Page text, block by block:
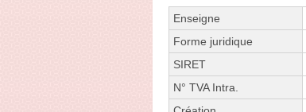
Enseigne
Forme juridique
SIRET
N° TVA Intra.